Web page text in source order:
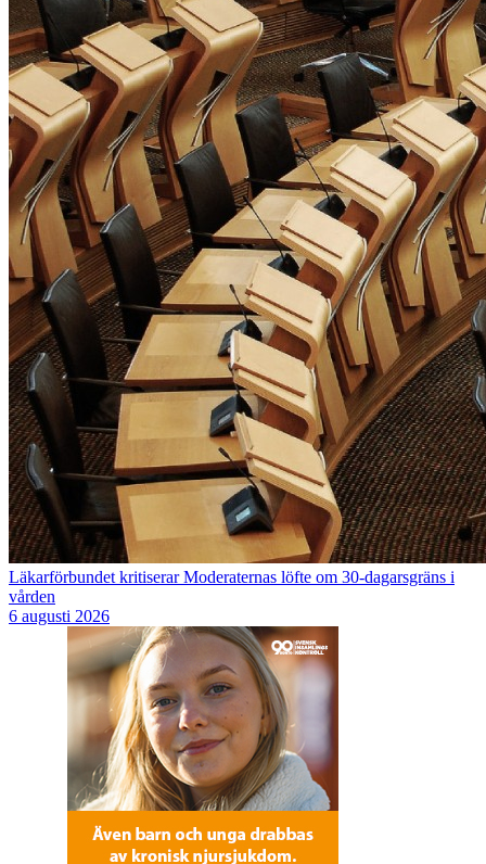
Läkarförbundet kritiserar Moderaternas löfte om 30-dagarsgräns i
vården
6 augusti 2026